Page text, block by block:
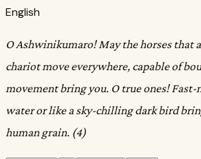
English
O Ashwinikumaro! May the horses that
chariot move everywhere, capable of
movement bring you. O true ones!
water or like a sky-chilling dark bird
human grain. (4)